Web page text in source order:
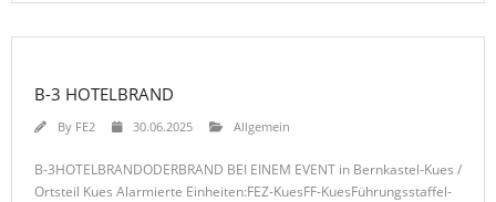
B-3 HOTELBRAND
By FE2 30.06.2025 Allgemein
B-3HOTELBRANDODERBRAND BEI EINEM EVENT in Bernkastel-Kues /
Ortsteil Kues Alarmierte Einheiten:FEZ-KuesFF-KuesFührungsstaffel-